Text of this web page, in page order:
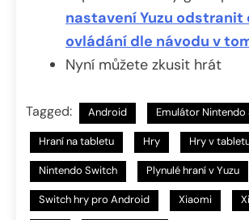
nastavení Yuzu odstranit
ovládání dle návodu v
Nyní můžete zkusit hrát
Tagged: Android Emulátor Nintendo
Hraní na tabletu Hry Hry v
Nintendo Switch Plynulé hraní v Yuzu
Switch hry pro Android Xiaomi